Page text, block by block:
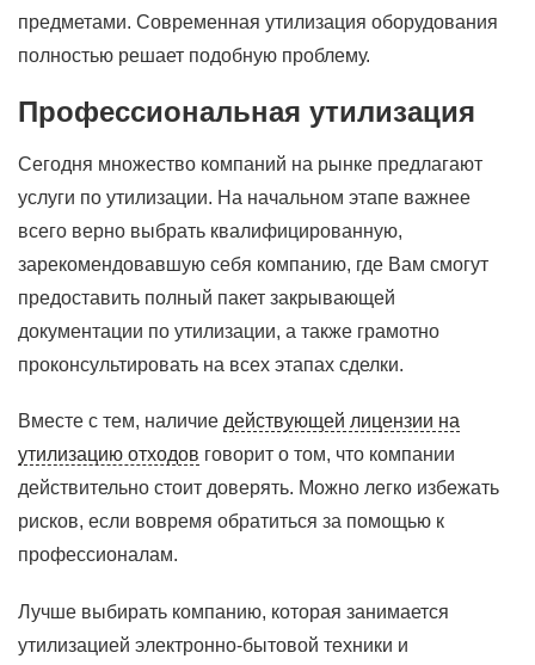
предметами. Современная утилизация оборудования
полностью решает подобную проблему.
Профессиональная утилизация
Сегодня множество компаний на рынке предлагают
услуги по утилизации. На начальном этапе важнее
всего верно выбрать квалифицированную,
зарекомендовавшую себя компанию, где Вам смогут
предоставить полный пакет закрывающей
документации по утилизации, а также грамотно
проконсультировать на всех этапах сделки.
Вместе с тем, наличие действующей лицензии на
утилизацию отходов говорит о том, что компании
действительно стоит доверять. Можно легко избежать
рисков, если вовремя обратиться за помощью к
профессионалам.
Лучше выбирать компанию, которая занимается
утилизацией электронно-бытовой техники и